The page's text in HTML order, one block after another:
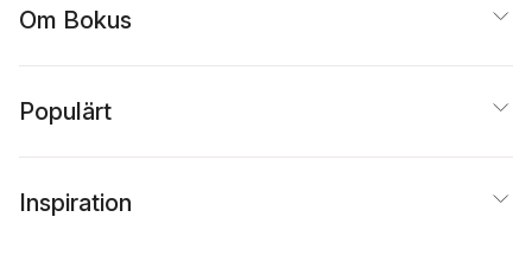
Om Bokus
Populärt
Inspiration